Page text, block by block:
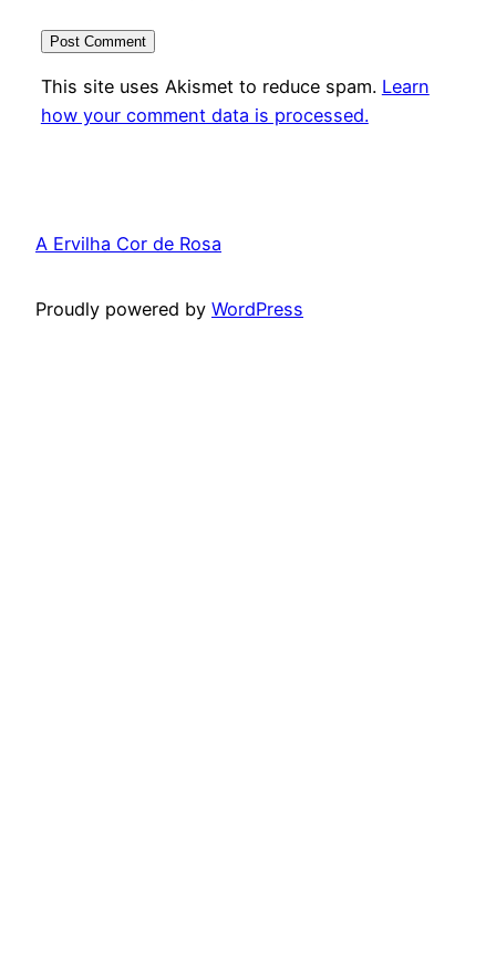
This site uses Akismet to reduce spam. Learn
how your comment data is processed.
A Ervilha Cor de Rosa
Proudly powered by WordPress